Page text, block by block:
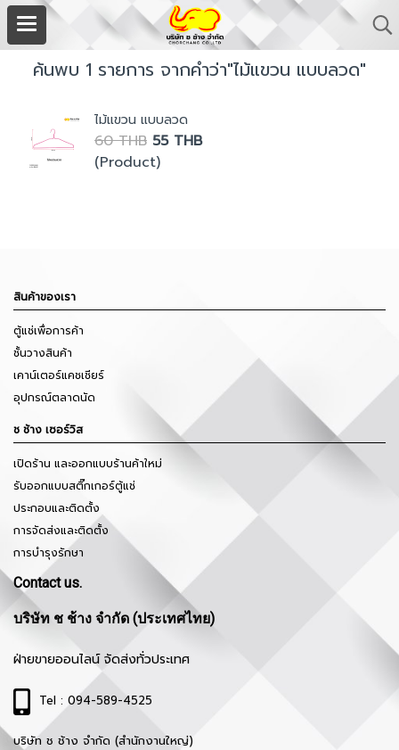
ค้นพบ 1 รายการ จากคำว่า"ไม้แขวน แบบลวด"
ไม้แขวน แบบลวด
60 THB 55 THB
(Product)
สินค้าของเรา
ตู้แช่เพื่อการค้า
ชั้นวางสินค้า
เคาน์เตอร์แคชเชียร์
อุปกรณ์ตลาดนัด
ช ช้าง เซอร์วิส
เปิดร้าน และออกแบบร้านค้าใหม่
รับออกแบบสติ๊กเกอร์ตู้แช่
ประกอบและติดตั้ง
การจัดส่งและติดตั้ง
การบำรุงรักษา
Contact us.
บริษัท ช ช้าง จำกัด (ประเทศไทย)
ฝ่ายขายออนไลน์ จัดส่งทั่วประเทศ
Tel : 094-589-4525
บริษัท ช ช้าง จำกัด (สำนักงานใหญ่)